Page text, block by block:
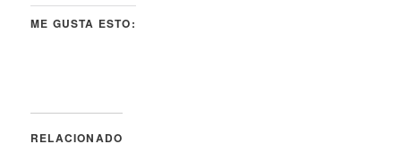
ME GUSTA ESTO:
RELACIONADO